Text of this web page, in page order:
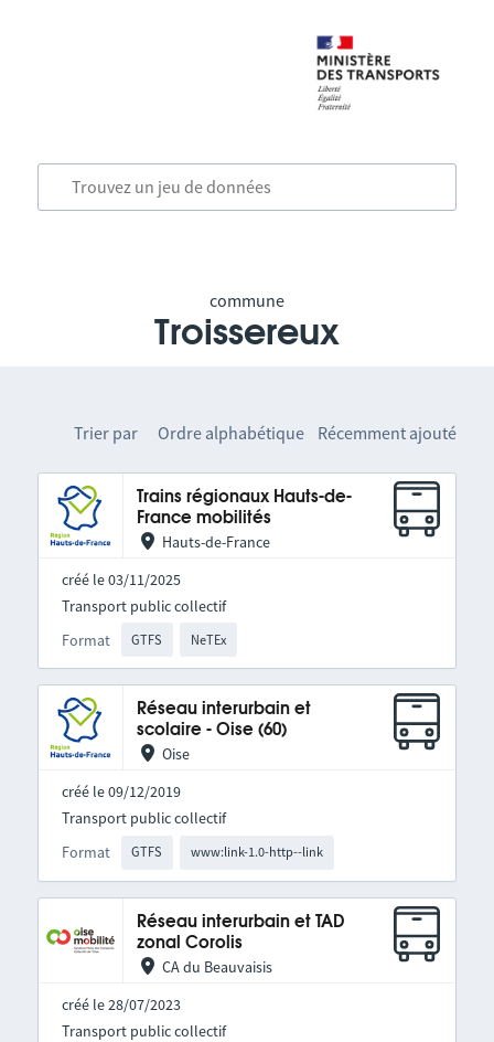
commune
Troissereux
Trier par Ordre alphabétique Récemment ajouté
Trains régionaux Hauts-de-
France mobilités
Hauts-de-France
créé le 03/11/2025
Format GTFS NeTEx
Transport public collectif
Réseau interurbain et
scolaire - Oise (60)
Oise
créé le 09/12/2019
Format GTFS www:link-1.0-http--link
Transport public collectif
Réseau interurbain et TAD
zonal Corolis
CA du Beauvaisis
créé le 28/07/2023
Transport public collectif